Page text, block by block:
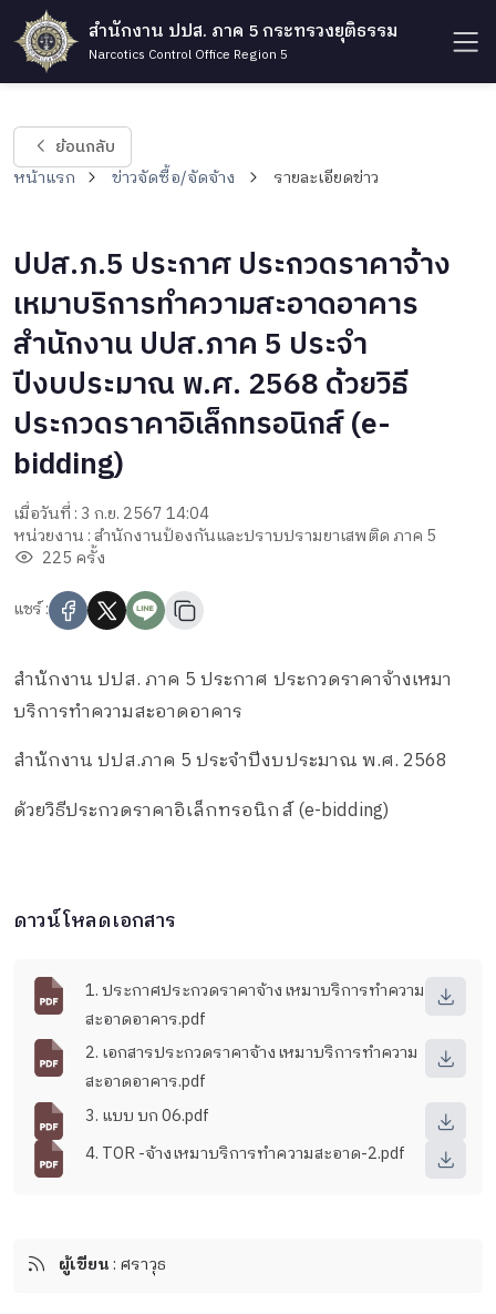
สำนักงาน ปปส. ภาค 5 กระทรวงยุติธรรม
Narcotics Control Office Region 5
ย้อนกลับ
หน้าแรก ข่าวจัดซื้อ/จัดจ้าง รายละเอียดข่าว
ปปส.ภ.5 ประกาศ ประกวดราคาจ้าง
เหมาบริการทำความสะอาดอาคาร
สำนักงาน ปปส.ภาค 5 ประจำ
ปีงบประมาณ พ.ศ. 2568 ด้วยวิธี
ประกวดราคาอิเล็กทรอนิกส์ (e-
bidding)
เมื่อวันที่ : 3 ก.ย. 2567 14:04
หน่วยงาน : สำนักงานป้องกันและปราบปรามยาเสพติด ภาค 5
225 ครั้ง
แชร์ :
สำนักงาน ปปส. ภาค 5 ประกาศ ประกวดราคาจ้างเหมา
บริการทำความสะอาดอาคาร
สำนักงาน ปปส.ภาค 5 ประจำปีงบประมาณ พ.ศ. 2568
ด้วยวิธีประกวดราคาอิเล็กทรอนิกส์ (e-bidding)
ดาวน์โหลดเอกสาร
1. ประกาศประกวดราคาจ้างเหมาบริการทำความ
สะอาดอาคาร.pdf
2. เอกสารประกวดราคาจ้างเหมาบริการทำความ
สะอาดอาคาร.pdf
3. แบบ บก 06.pdf
4. TOR -จ้างเหมาบริการทำความสะอาด-2.pdf
ผู้เขียน: ศราวุธ